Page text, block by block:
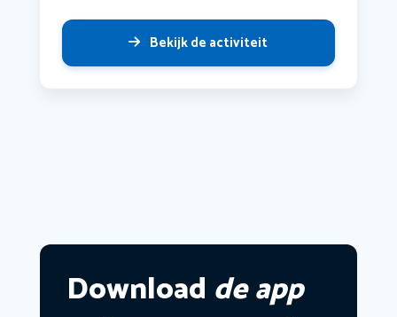
Bekijk de activiteit
Download de app